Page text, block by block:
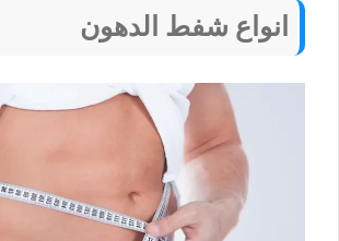
انواع شفط الدهون